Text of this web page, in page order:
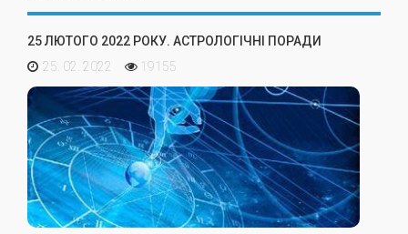
25 ЛЮТОГО 2022 РОКУ. АСТРОЛОГІЧНІ ПОРАДИ
25. 02. 2022
19155